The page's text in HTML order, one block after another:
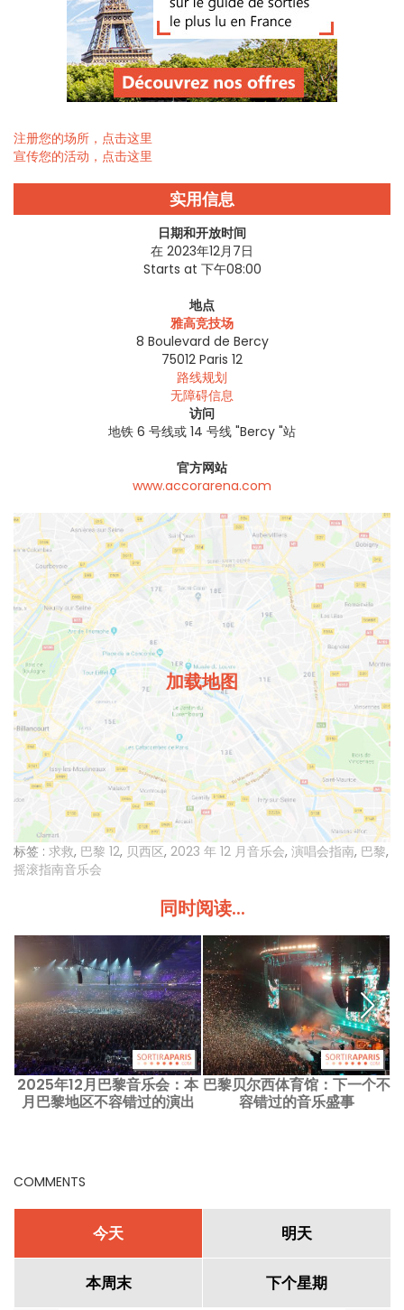
注册您的场所，点击这里
宣传您的活动，点击这里
实用信息
日期和开放时间
在 2023年12月7日
Starts at 下午08:00
地点
雅高竞技场
8 Boulevard de Bercy
75012 Paris 12
路线规划
无障碍信息
访问
地铁 6 号线或 14 号线 "Bercy "站
官方网站
www.accorarena.com
加载地图
标签 : 求救, 巴黎 12, 贝西区, 2023 年 12 月音乐会, 演唱会指南, 巴黎,
摇滚指南音乐会
同时阅读...
2025年12月巴黎音乐会：本
月巴黎地区不容错过的演出
巴黎贝尔西体育馆：下一个不
容错过的音乐盛事
COMMENTS
今天 明天
本周末 下个星期